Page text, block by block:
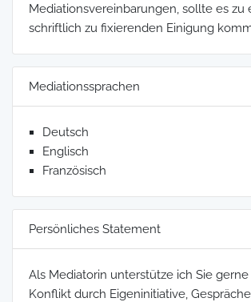
Mediationsvereinbarungen, sollte es zu
schriftlich zu fixierenden Einigung
Mediationssprachen
Deutsch
Englisch
Französisch
Persönliches Statement
Als Mediatorin unterstütze ich Sie gerne
Konflikt durch Eigeninitiative,